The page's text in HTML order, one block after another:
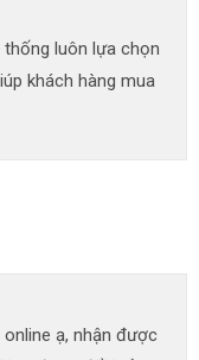
thống luôn lựa chọn
khách hàng mua
ạ, nhận được